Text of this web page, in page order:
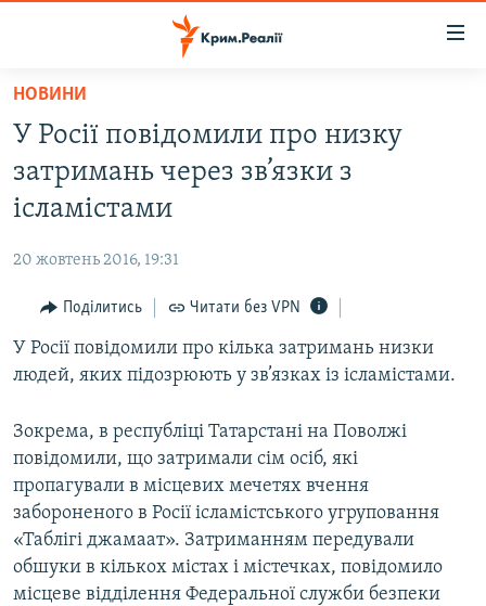
Перейти
основного
матеріалу
Перейти
до
основної
Перейти
пошуку
ВІДЕО ТА ФОТО
БЛОГИ
ПОГЛЯД
ІНТЕРВ'Ю
ВСЕ ЗА ДЕНЬ
СПЕЦПРОЕКТИ
ДЕПОРТАЦІЯ
ВІДЕОУРОКИ «ELIFBE»
СВІДЧЕННЯ ОКУПАЦІЇ
УКРАЇНСЬКА ПРОБЛЕМА КРИМУ
ЯК ОБІЙТИ БЛОКУВАННЯ
Русский
Qırımtatar
НОВИНИ
У Росії повідомили про низку
затримань через зв’язки з
ісламістами
20 жовтень 2016, 19:31
Поділитись Читати без VPN
У Росії повідомили про кілька затримань низки
людей, яких підозрюють у зв’язках із ісламістами.
Зокрема, в республіці Татарстані на Поволжі
повідомили, що затримали сім осіб, які
пропагували в місцевих мечетях вчення
забороненого в Росії ісламістського угруповання
«Таблігі джамаат». Затриманням передували
обшуки в кількох містах і містечках, повідомило
місцеве відділення Федеральної служби безпеки